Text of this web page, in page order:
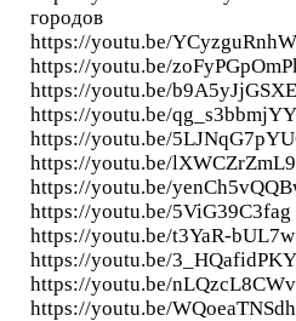
городов
https://youtu.be/
https://youtu.be/
https://youtu.be/
https://youtu.be/
https://youtu.be/
https://youtu.be/
https://youtu.be/
https://youtu.be/
https://youtu.be/t3YaR-
https://youtu.be/
https://youtu.be/
https://youtu.be/